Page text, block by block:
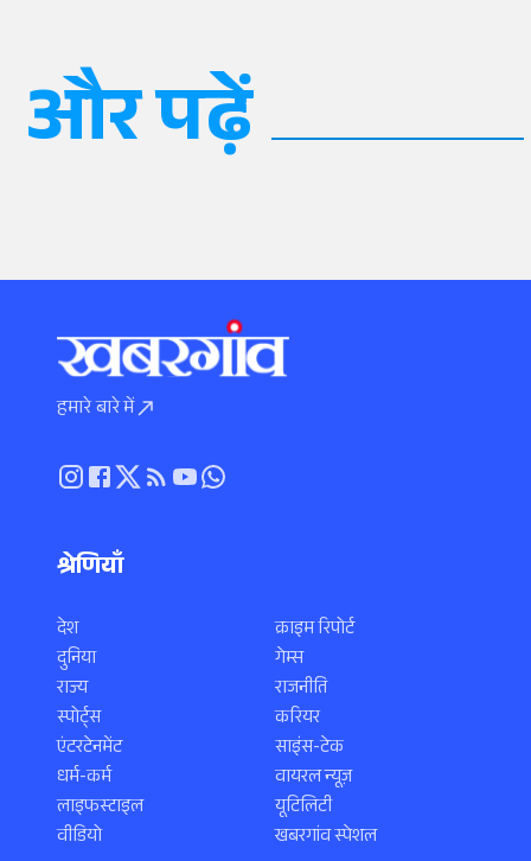
और पढ़ें
हमारे बारे में
श्रेणियाँ
देश
दुनिया
राज्य
स्पोर्ट्स
एंटरटेनमेंट
धर्म-कर्म
लाइफस्टाइल
वीडियो
क्राइम रिपोर्ट
गेम्स
राजनीति
करियर
साइंस-टेक
वायरल न्यूज़
यूटिलिटी
खबरगांव स्पेशल